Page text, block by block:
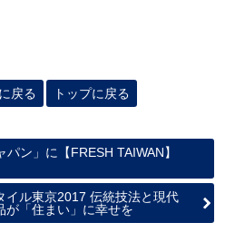
戻る トップに戻る
パン」に【FRESH TAIWAN】
イル東京2017 伝統技法と現代
が「住まい」に幸せを